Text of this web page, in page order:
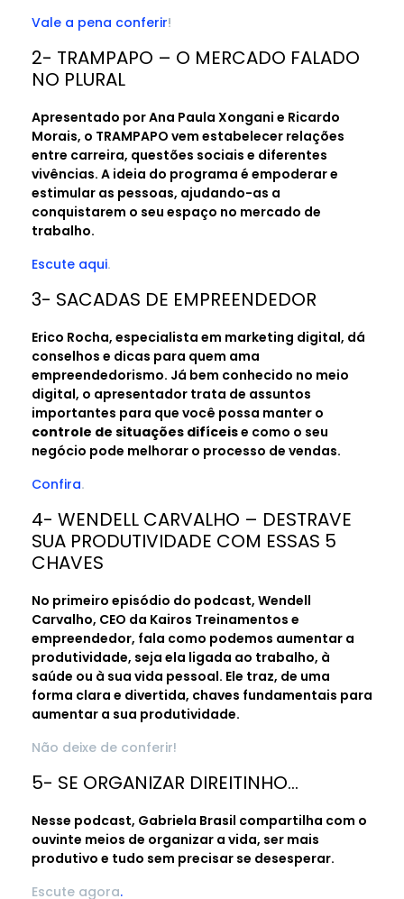
Vale a pena conferir!
2- TRAMPAPO – O MERCADO FALADO
NO PLURAL
Apresentado por Ana Paula Xongani e Ricardo
Morais, o TRAMPAPO vem estabelecer relações
entre carreira, questões sociais e diferentes
vivências. A ideia do programa é empoderar e
estimular as pessoas, ajudando-as a
conquistarem o seu espaço no mercado de
trabalho.
Escute aqui.
3- SACADAS DE EMPREENDEDOR
Erico Rocha, especialista em marketing digital, dá
conselhos e dicas para quem ama
empreendedorismo. Já bem conhecido no meio
digital, o apresentador trata de assuntos
importantes para que você possa manter o
controle de situações difíceise como o seu
negócio pode melhorar o processo de vendas.
Confira.
4- WENDELL CARVALHO – DESTRAVE
SUA PRODUTIVIDADE COM ESSAS 5
CHAVES
No primeiro episódio do podcast, Wendell
Carvalho, CEO da Kairos Treinamentos e
empreendedor, fala como podemos aumentar a
produtividade, seja ela ligada ao trabalho, à
saúde ou à sua vida pessoal. Ele traz, de uma
forma clara e divertida, chaves fundamentais para
aumentar a sua produtividade.
Não deixe de conferir!
5- SE ORGANIZAR DIREITINHO…
Nesse podcast, Gabriela Brasil compartilha com o
ouvinte meios de organizar a vida, ser mais
produtivo e tudo sem precisar se desesperar.
Escute agora.